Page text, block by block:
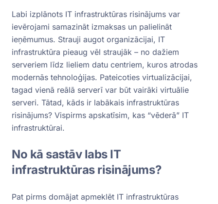
Labi izplānots IT infrastruktūras risinājums var
ievērojami samazināt izmaksas un palielināt
ieņēmumus. Strauji augot organizācijai, IT
infrastruktūra pieaug vēl straujāk – no dažiem
serveriem līdz lieliem datu centriem, kuros atrodas
modernās tehnoloģijas. Pateicoties virtualizācijai,
tagad vienā reālā serverī var būt vairāki virtuālie
serveri. Tātad, kāds ir labākais infrastruktūras
risinājums? Vispirms apskatīsim, kas “vēderā” IT
infrastruktūrai.
No kā sastāv labs IT
infrastruktūras risinājums?
Pat pirms domājat apmeklēt IT infrastruktūras